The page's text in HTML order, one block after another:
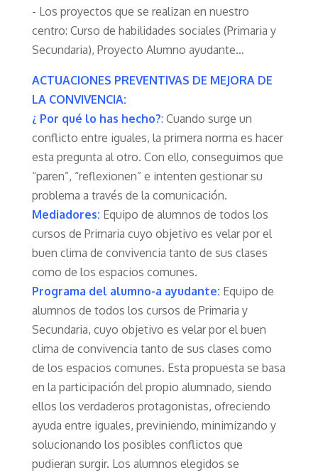
- Los proyectos que se realizan en nuestro
centro: Curso de habilidades sociales (Primaria y
Secundaria), Proyecto Alumno ayudante…
ACTUACIONES PREVENTIVAS DE MEJORA DE
LA CONVIVENCIA:
¿ Por qué lo has hecho?: Cuando surge un
conflicto entre iguales, la primera norma es hacer
esta pregunta al otro. Con ello, conseguimos que
“paren”, “reflexionen” e intenten gestionar su
problema a través de la comunicación.
Mediadores: Equipo de alumnos de todos los
cursos de Primaria cuyo objetivo es velar por el
buen clima de convivencia tanto de sus clases
como de los espacios comunes.
Programa del alumno-a ayudante: Equipo de
alumnos de todos los cursos de Primaria y
Secundaria, cuyo objetivo es velar por el buen
clima de convivencia tanto de sus clases como
de los espacios comunes. Esta propuesta se basa
en la participación del propio alumnado, siendo
ellos los verdaderos protagonistas, ofreciendo
ayuda entre iguales, previniendo, minimizando y
solucionando los posibles conflictos que
pudieran surgir. Los alumnos elegidos se